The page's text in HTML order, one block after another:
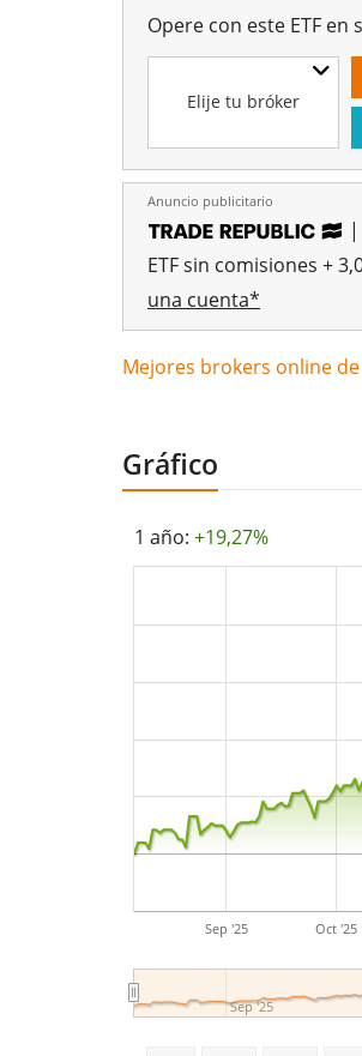
Opere con este ETF en
Elije tu bróker
Anuncio publicitario
|
ETF sin comisiones +
una cuenta*
Mejores brokers online de
Gráfico
1 año: +19,27%
Sep '25 Oct '25
Sep '25